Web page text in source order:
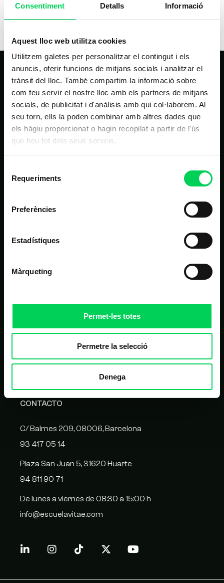
Consentiment Detalls Informació
Aquest lloc web utilitza cookies
Utilitzem galetes per personalitzar el contingut i els
anuncis, oferir funcions de mitjans socials i analitzar el
trànsit del lloc. També compartim la informació sobre
com feu servir el nostre lloc amb els partners de mitjans
socials, de publicitat i d'anàlisis amb qui col·laborem. Al
seu torn, ells la poden combinar amb altres dades que
els hàgiu proporcionat o hagin recopilat a partir de l'ús
que heu fet dels seus serveis.
Requeriments
Preferències
Estadístiques
Màrqueting
Permet-les totes
Permetre la selecció
Denega
NAVEGACIÓN PRINCIPAL
Estudios
Alumnos
Contacto
Campus virtual
Homologación de proveedores
CONTACTO
C/ Balmes 209, 08006, Barcelona
93 417 05 14
Plaza San Juan 5, 31620 Huarte
94 811 90 71
De lunes a viernes de 08:30 a 15:00 h
info@escuelavitae.com